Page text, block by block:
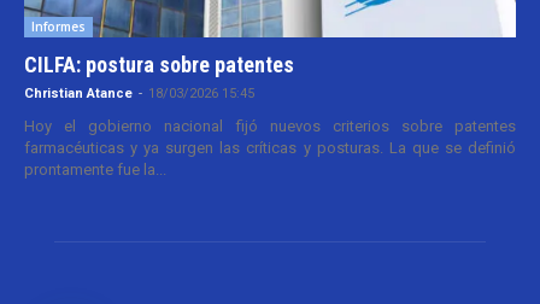
Informes
CILFA: postura sobre patentes
Christian Atance - 18/03/2026 15:45
Hoy el gobierno nacional fijó nuevos criterios sobre patentes
farmacéuticas y ya surgen las críticas y posturas. La que se definió
prontamente fue la...